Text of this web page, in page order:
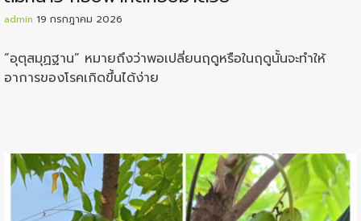
admin 19 กรกฎาคม 2026
“อุตุสมุฏฐาน” หมายถึงว่าพอเปลี่ยนฤดูหรือในฤดูนั้นจะทำให้
อาการของโรคเกิดขึ้นได้ง่าย